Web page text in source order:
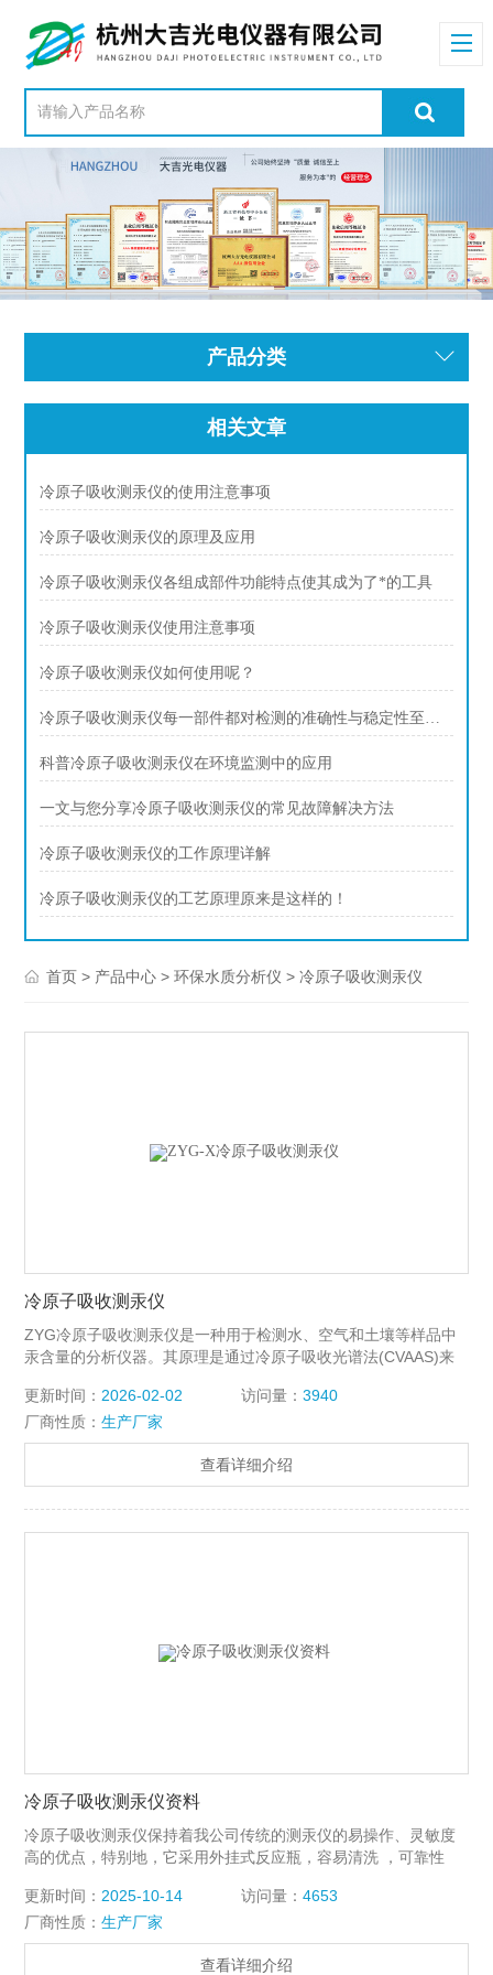
产品分类
相关文章
冷原子吸收测汞仪的使用注意事项
冷原子吸收测汞仪的原理及应用
冷原子吸收测汞仪各组成部件功能特点使其成为了*的工具
冷原子吸收测汞仪使用注意事项
冷原子吸收测汞仪如何使用呢？
冷原子吸收测汞仪每一部件都对检测的准确性与稳定性至关重要
科普冷原子吸收测汞仪在环境监测中的应用
一文与您分享冷原子吸收测汞仪的常见故障解决方法
冷原子吸收测汞仪的工作原理详解
冷原子吸收测汞仪的工艺原理原来是这样的！
首页 > 产品中心 >环保水质分析仪 >冷原子吸收测汞仪
冷原子吸收测汞仪
ZYG冷原子吸收测汞仪是一种用于检测水、空气和土壤等样品中
汞含量的分析仪器。其原理是通过冷原子吸收光谱法(CVAAS)来
更新时间： 2026-02-02 访问量： 3940
厂商性质：生产厂家
查看详细介绍
冷原子吸收测汞仪资料
冷原子吸收测汞仪保持着我公司传统的测汞仪的易操作、灵敏度
高的优点，特别地，它采用外挂式反应瓶，容易清洗 ，可靠性
更新时间： 2025-10-14 访问量： 4653
厂商性质：生产厂家
查看详细介绍